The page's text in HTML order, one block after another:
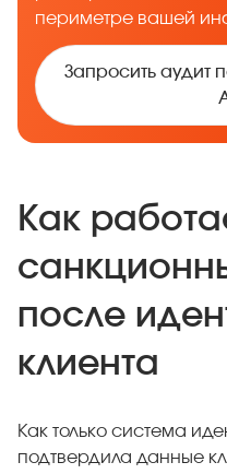
периметре вашей
Запросить аудит
Как
после
клиента
Как только система
подтвердила данные